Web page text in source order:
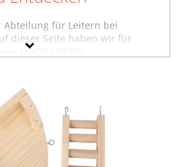
Abteilung für Leitern bei
dieser Seite haben wir für
HOODANCOS
von
stöbern Sie in dem
sämtlicher Leitern.
nach Möbeln von
besuchen Sie unsere
Möbeln der Marke